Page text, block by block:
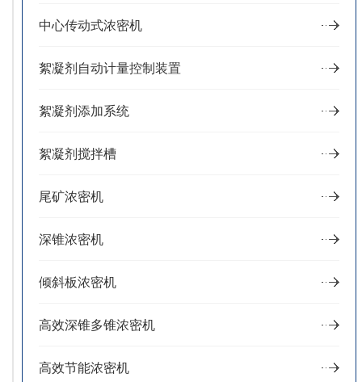
中心传动式浓密机
絮凝剂自动计量控制装置
絮凝剂添加系统
絮凝剂搅拌槽
尾矿浓密机
深锥浓密机
倾斜板浓密机
高效深锥多锥浓密机
高效节能浓密机